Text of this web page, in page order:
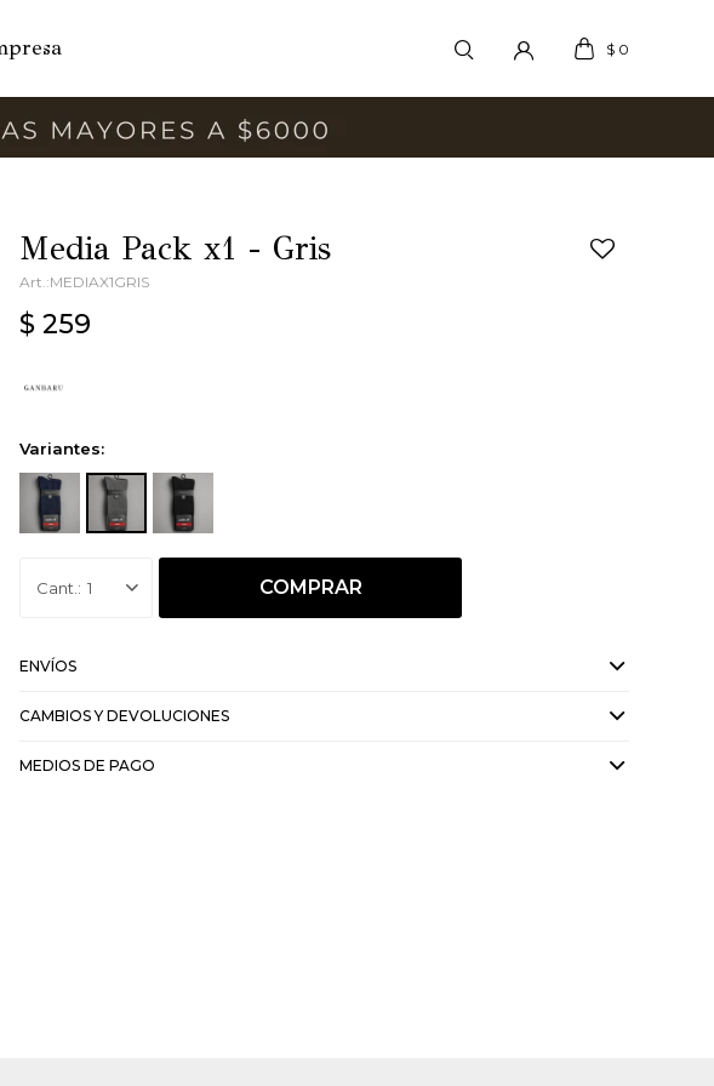
$ 0
Media Pack x1 - Gris
MEDIAX1GRIS
$ 259
Variantes:
1 COMPRAR
ENVÍOS
CAMBIOS Y DEVOLUCIONES
MEDIOS DE PAGO